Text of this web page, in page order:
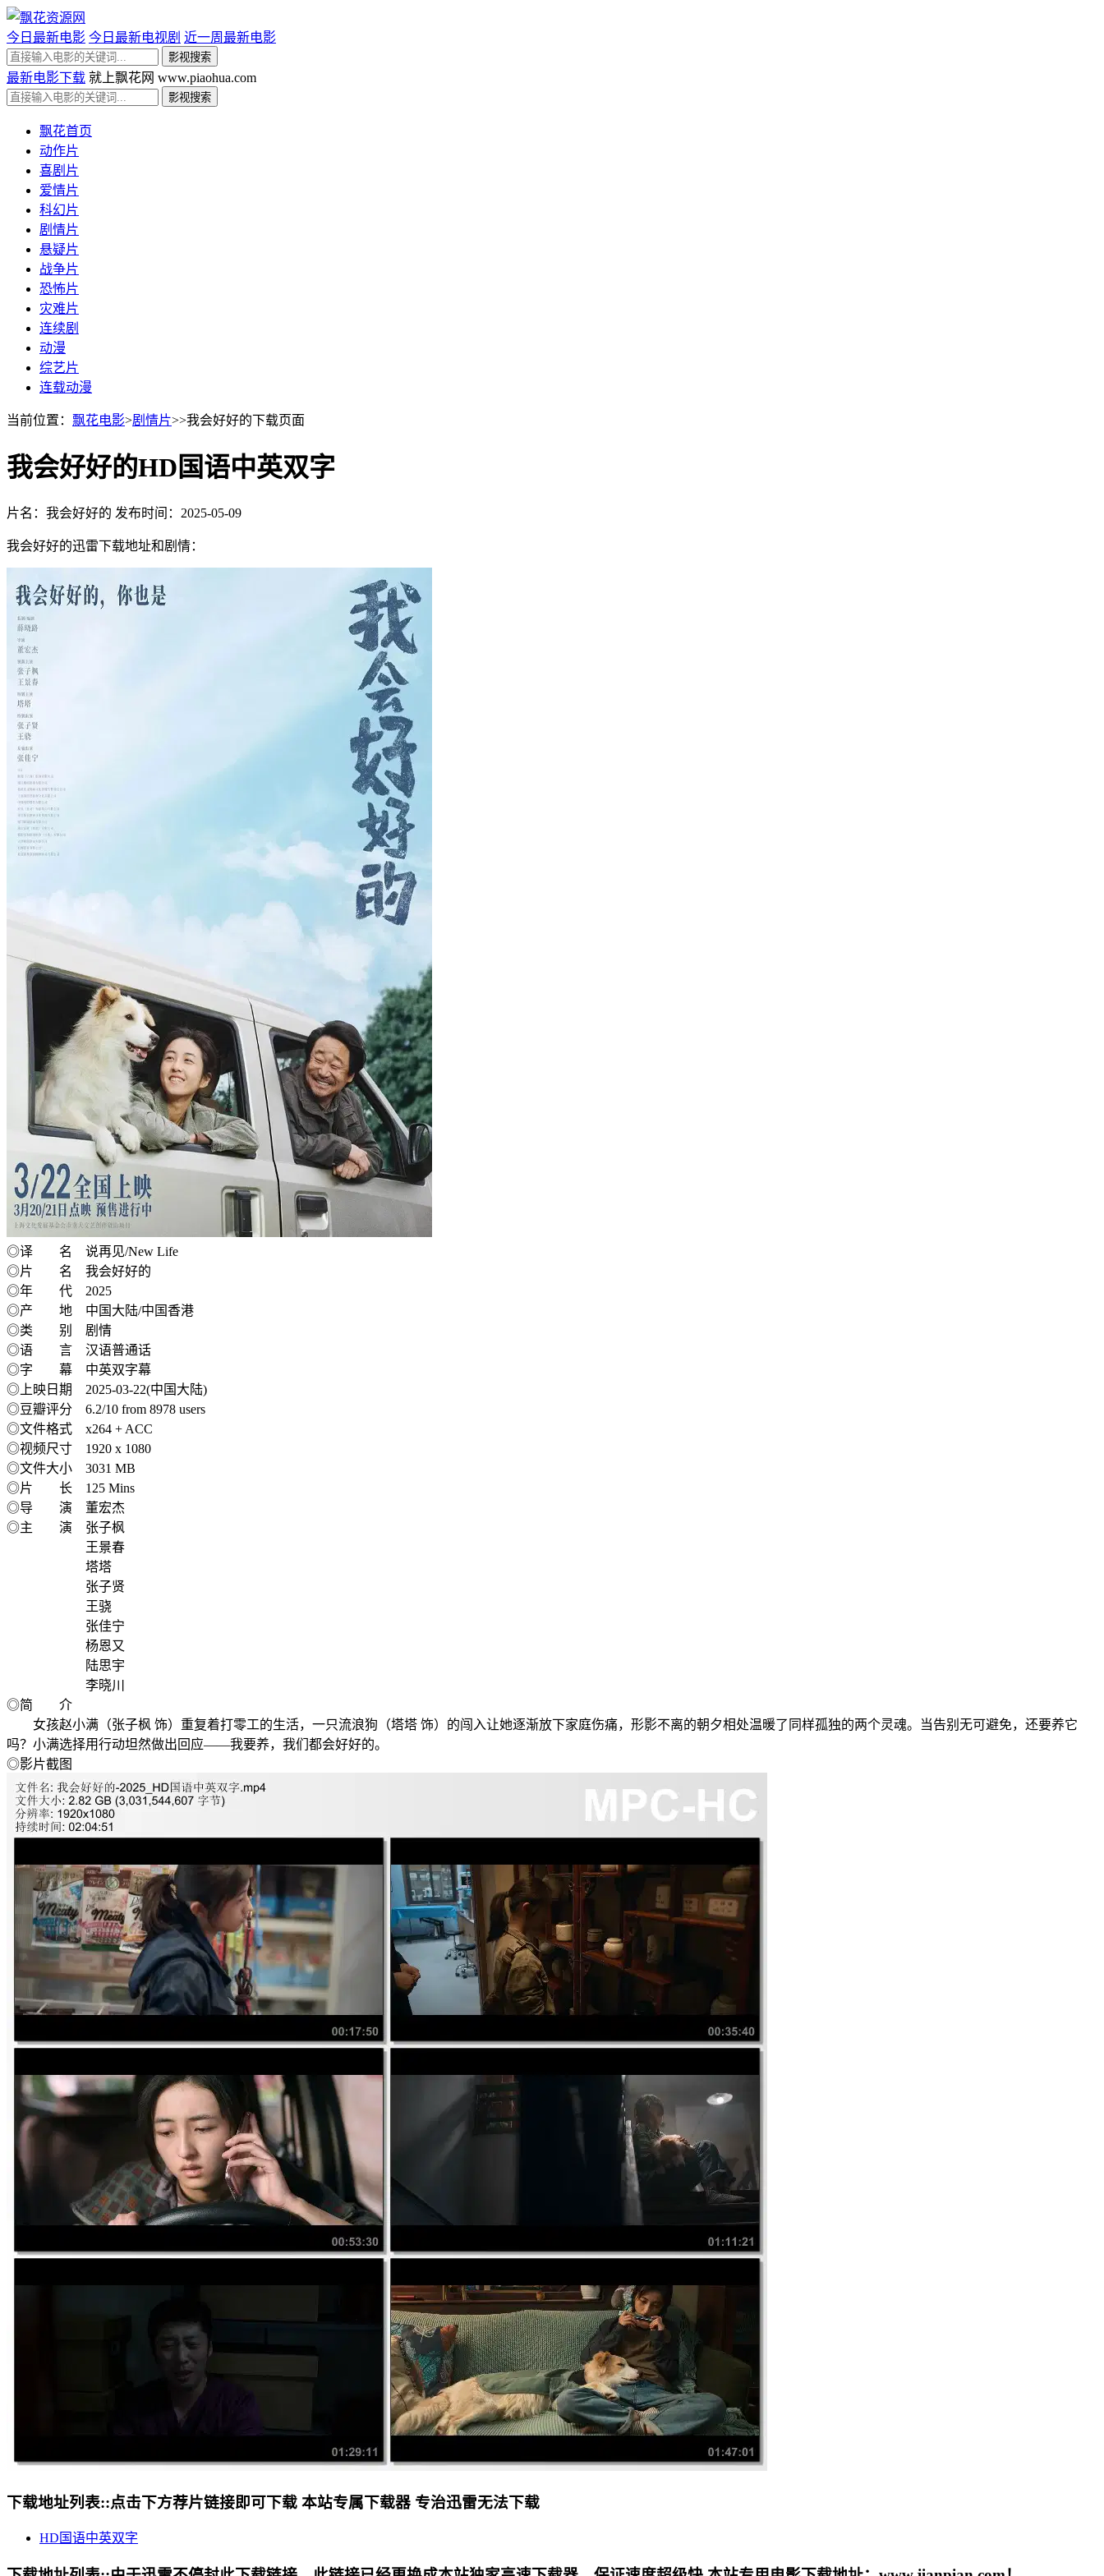
今日最新电影 今日最新电视剧 近一周最新电影
最新电影下载 就上飘花网 www.piaohua.com
飘花首页
动作片
喜剧片
爱情片
科幻片
剧情片
悬疑片
战争片
恐怖片
灾难片
连续剧
动漫
综艺片
连载动漫
当前位置： 飘花电影>剧情片>>我会好好的下载页面
我会好好的HD国语中英双字
片名：我会好好的 发布时间：2025-05-09
我会好好的迅雷下载地址和剧情：
◎译 名 说再见/New Life
◎片 名 我会好好的
◎年 代 2025
◎产 地 中国大陆/中国香港
◎类 别 剧情
◎语 言 汉语普通话
◎字 幕 中英双字幕
◎上映日期 2025-03-22(中国大陆)
◎豆瓣评分 6.2/10 from 8978 users
◎文件格式 x264 + ACC
◎视频尺寸 1920 x 1080
◎文件大小 3031 MB
◎片 长 125 Mins
◎导 演 董宏杰
◎主 演 张子枫
王景春
塔塔
张子贤
王骁
张佳宁
杨恩又
陆思宇
李晓川
◎简 介
女孩赵小满（张子枫 饰）重复着打零工的生活，一只流浪狗（塔塔 饰）的闯入让她逐渐放下家庭伤痛，形影不离的朝夕相处温暖了同样孤独的两个灵魂。当告别无可避免，还要养它
吗？小满选择用行动坦然做出回应——我要养，我们都会好好的。
◎影片截图
下载地址列表::点击下方荐片链接即可下载 本站专属下载器 专治迅雷无法下载
HD国语中英双字